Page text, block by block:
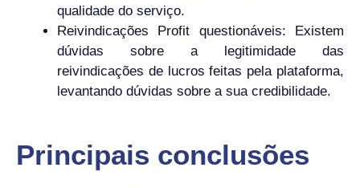
qualidade do serviço.
Reivindicações Profit questionáveis: Existem
dúvidas sobre a legitimidade das
reivindicações de lucros feitas pela plataforma,
levantando dúvidas sobre a sua credibilidade.
Principais conclusões